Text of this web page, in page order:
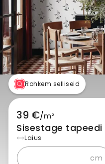
Rohkem selliseid
39 €/m²
Sisestage
Laius
cm